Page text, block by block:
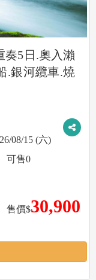
奏5日.奧入瀨
.銀河纜車.燒
08/15 (六)
售價$30,900
可售0